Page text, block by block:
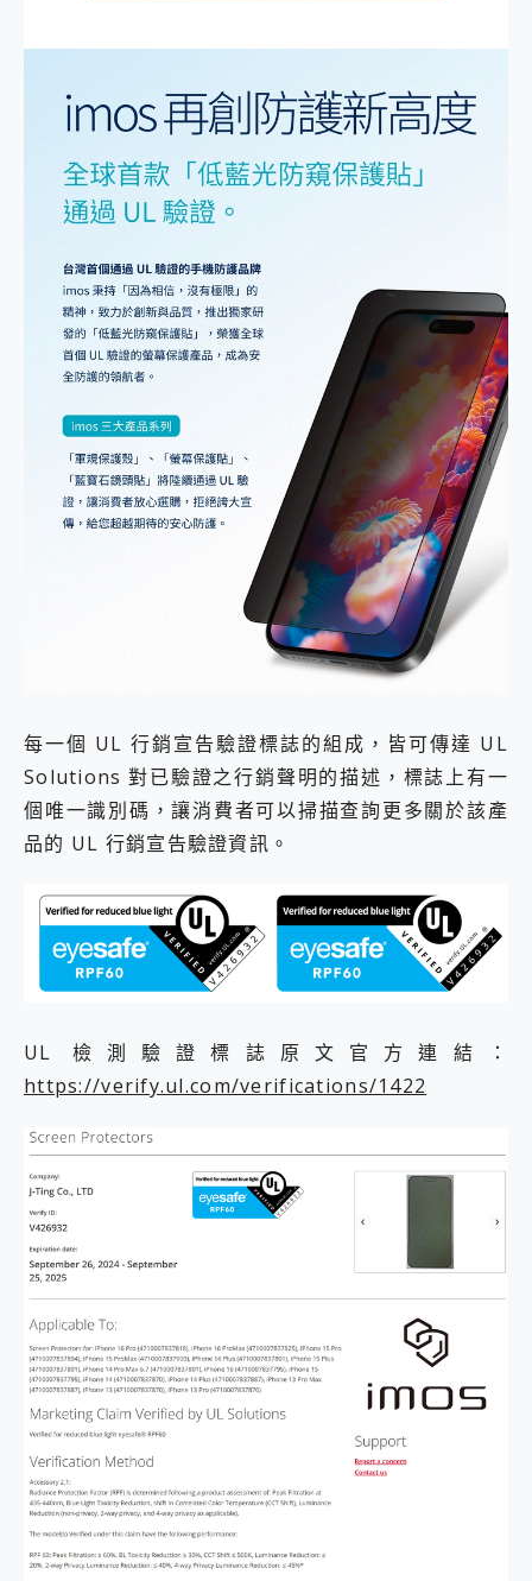
每一個 UL 行銷宣告驗證標誌的組成，皆可傳達 UL
Solutions 對已驗證之行銷聲明的描述，標誌上有一
個唯一識別碼，讓消費者可以掃描查詢更多關於該產
品的 UL 行銷宣告驗證資訊。
UL 檢測驗證標誌原文官方連結：
https://verify.ul.com/verifications/1422